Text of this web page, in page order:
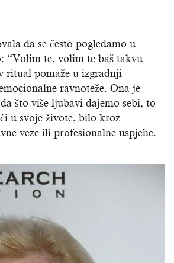
da se često pogledamo u
“Volim te, volim te baš takvu
ritual pomaže u izgradnji
ravnoteže. Ona je
što više ljubavi dajemo sebi, to
u svoje živote, bilo kroz
veze ili profesionalne uspjehe.